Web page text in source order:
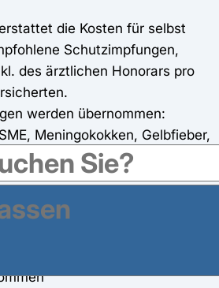
die Kosten für selbst
Schutzimpfungen,
des ärztlichen Honorars pro
werden übernommen:
Meningokokken, Gelbfieber,
Cholera, Japanische
Vorbeugung (prophylaxe)